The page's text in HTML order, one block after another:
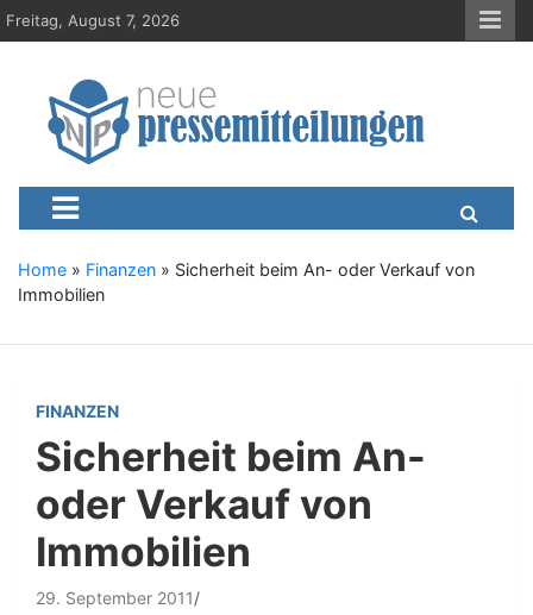
S
k
Freitag, August 7, 2026
Neue-
Presseportal, Nachrichten, News, Meldungen, Wirtschaft
Home » Finanzen » Sicherheit beim An- oder Verkauf von
Immobilien
FINANZEN
Sicherheit beim An-
oder Verkauf von
Immobilien
29. September 2011